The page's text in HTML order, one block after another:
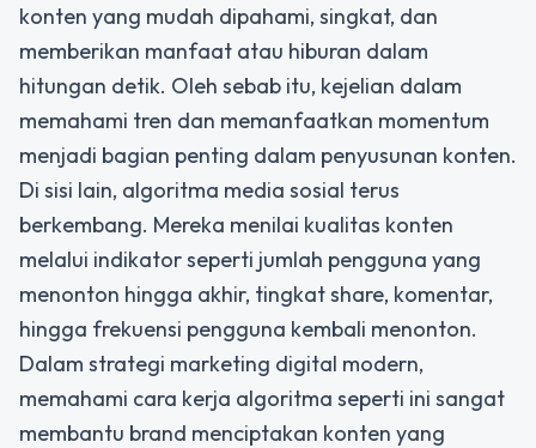
konten yang mudah dipahami, singkat, dan
memberikan manfaat atau hiburan dalam
hitungan detik. Oleh sebab itu, kejelian dalam
memahami tren dan memanfaatkan momentum
menjadi bagian penting dalam penyusunan konten.
Di sisi lain, algoritma media sosial terus
berkembang. Mereka menilai kualitas konten
melalui indikator seperti jumlah pengguna yang
menonton hingga akhir, tingkat share, komentar,
hingga frekuensi pengguna kembali menonton.
Dalam strategi marketing digital modern,
memahami cara kerja algoritma seperti ini sangat
membantu brand menciptakan konten yang